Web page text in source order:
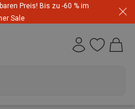
Preis! Bis zu -60 % im
Sale